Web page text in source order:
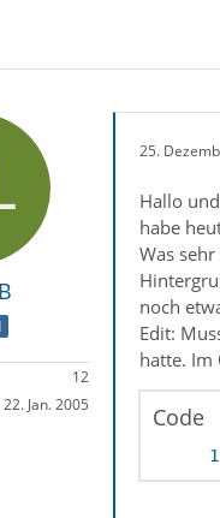
12
22. Jan. 2005
25.
Hallo
habe
Was
noch
Edit:
hatte. Im
Code